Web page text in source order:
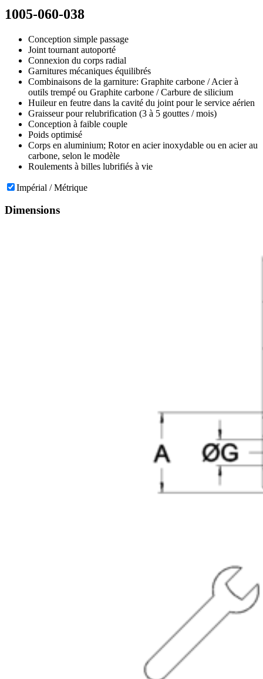
1005-060-038
Conception simple passage
Joint tournant autoporté
Connexion du corps radial
Garnitures mécaniques équilibrés
Combinaisons de la garniture: Graphite carbone / Acier à
outils trempé ou Graphite carbone / Carbure de silicium
Huileur en feutre dans la cavité du joint pour le service aérien
Graisseur pour relubrification (3 à 5 gouttes / mois)
Conception à faible couple
Poids optimisé
Corps en aluminium; Rotor en acier inoxydable ou en acier au
carbone, selon le modèle
Roulements à billes lubrifiés à vie
Impérial / Métrique
Dimensions